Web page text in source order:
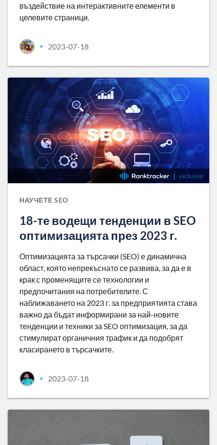
въздействие на интерактивните елементи в
целевите страници.
• 2023-07-18
НАУЧЕТЕ SEO
18-те водещи тенденции в SEO
оптимизацията през 2023 г.
Оптимизацията за търсачки (SEO) е динамична
област, която непрекъснато се развива, за да е в
крак с променящите се технологии и
предпочитания на потребителите. С
наближаването на 2023 г. за предприятията става
важно да бъдат информирани за най-новите
тенденции и техники за SEO оптимизация, за да
стимулират органичния трафик и да подобрят
класирането в търсачките.
• 2023-07-18